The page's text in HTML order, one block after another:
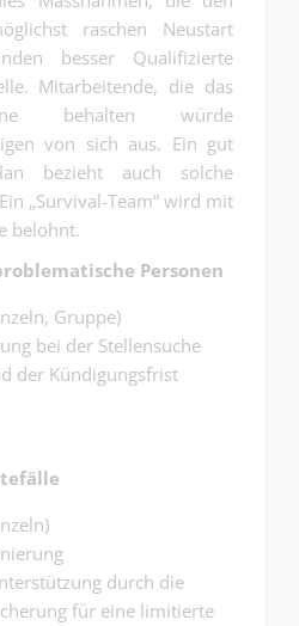
raschen Neustart
besser Qualifizierte
Mitarbeitende, die das
behalten würde
von sich aus. Ein gut
bezieht auch solche
„Survival-Team“ wird mit
belohnt.
Personen
Gruppe)
bei der Stellensuche
der Kündigungsfrist
durch die
für eine limitierte